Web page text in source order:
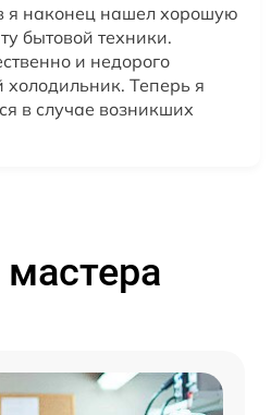
я наконец нашел хорошую
бытовой техники.
и недорого
Теперь я
в случае возникших